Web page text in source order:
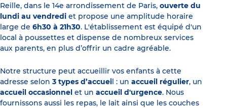
Reille, dans le 14e arrondissement de Paris, ouverte du
lundi au vendredi et propose une amplitude horaire
large de 6h30 à 21h30. L'établissement est équipé d'un
local à poussettes et dispense de nombreux services
aux parents, en plus d’offrir un cadre agréable.
Notre structure peut accueillir vos enfants à cette
adresse selon 3 types d’accueil : un accueil régulier, un
accueil occasionnel et un accueil d'urgence. Nous
fournissons aussi les repas, le lait ainsi que les couches